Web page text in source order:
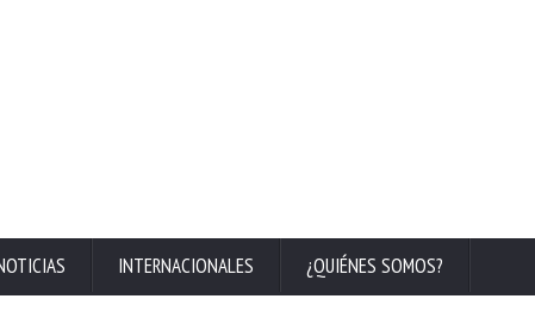
INTERNACIONALES ¿QUIÉNES SOMOS?